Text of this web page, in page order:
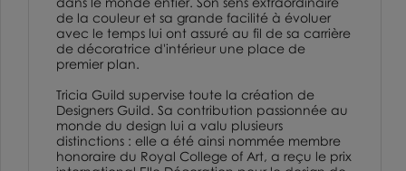
de la couleur et sa grande facilité à évoluer
avec le temps lui ont assuré au fil de sa carrière
de décoratrice d'intérieur une place de
premier plan.
Tricia Guild supervise toute la création de
Designers Guild. Sa contribution passionnée au
monde du design lui a valu plusieurs
distinctions : elle a été ainsi nommée membre
honoraire du Royal College of Art, a reçu le prix